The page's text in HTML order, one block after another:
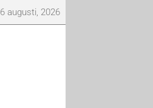
6 augusti, 2026